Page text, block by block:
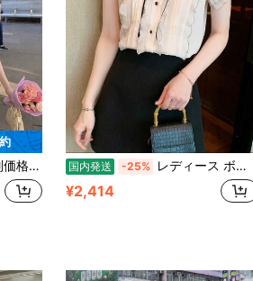
る一枚で、デート・パーティー・旅行・リゾート・通勤まで幅広く活躍 国内発送 -25% レディース ボウタイ ブラウス リボン ノースリーブ フリルスリーブ フリルネック 配色 シフォン シャツ トップス ピンタック とろみ きれいめ オフィスカジュアル フェミニン 上品 大人可愛い 二の腕カバー 春 夏
¥2,414